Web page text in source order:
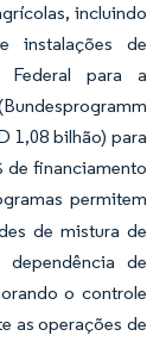
incluindo
instalações de
Federal para a
1,08 bilhão) para
de financiamento
permitem
de mistura de
de
o controle
as operações de